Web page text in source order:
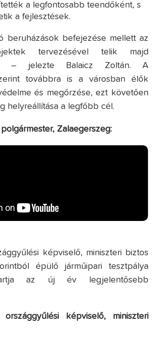
a legfontosabb teendőként, s
a fejlesztések.
beruházások befejezése mellett az
tervezésével telik majd
– jelezte Balaicz Zoltán. A
továbbra is a városban élők
és megőrzése, ezt követően
helyreállítása a legfőbb cél.
Zalaegerszeg:
képviselő, miniszteri biztos
épülő járműipari tesztpálya
az új év legjelentősebb
képviselő, miniszteri